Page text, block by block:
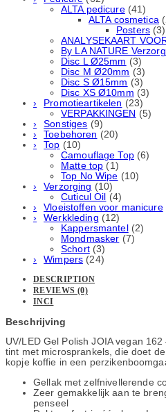
ALTA pedicure (41)
ALTA cosmetica
Posters (3)
ANALYSEKAART
By LA NATURE
Disc L Ø25mm (3)
Disc M Ø20mm (3)
Disc S Ø15mm (3)
Disc XS Ø10mm (3)
Promotieartikelen (23)
VERPAKKINGEN (5)
Sonstiges (9)
Toebehoren (20)
Top (10)
Camouflage Top (6)
Matte top (1)
Top No Wipe (10)
Verzorging (10)
Cuticul Oil (4)
Vloeistoffen voor manicure
Werkkleding (12)
Kappersmantel (2)
Mondmasker (7)
Schort (3)
Wimpers (24)
DESCRIPTION
REVIEWS (0)
INCI
Beschrijving
UV/LED Gel Polish JOIA vegan
tint met microsprankels, die doet
kopje koffie in een
Gellak met zelfnivellerende
Zeer gemakkelijk aan te
penseel